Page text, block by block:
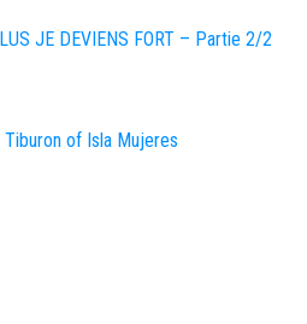
JE DEVIENS FORT – Partie 2/2
of Isla Mujeres